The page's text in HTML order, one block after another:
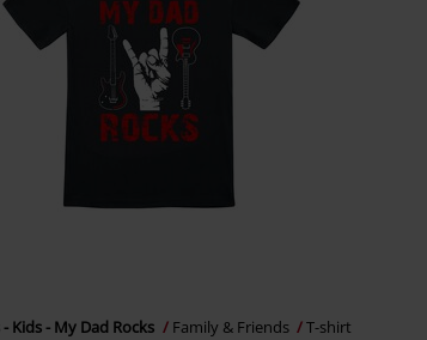
Kids - My Dad Rocks Family & Friends T-shirt